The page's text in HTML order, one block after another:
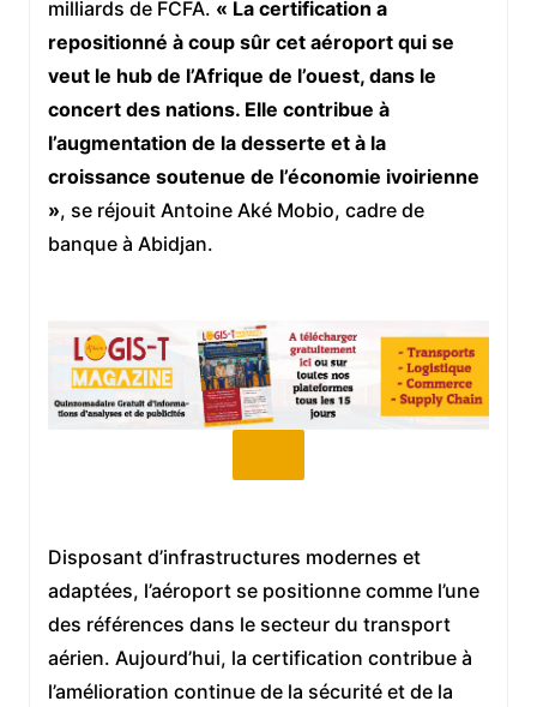
milliards de FCFA. « La certification a
repositionné à coup sûr cet aéroport qui se
veut le hub de l’Afrique de l’ouest, dans le
concert des nations. Elle contribue à
l’augmentation de la desserte et à la
croissance soutenue de l’économie ivoirienne
», se réjouit Antoine Aké Mobio, cadre de
banque à Abidjan.
Disposant d’infrastructures modernes et
adaptées, l’aéroport se positionne comme l’une
des références dans le secteur du transport
aérien. Aujourd’hui, la certification contribue à
l’amélioration continue de la sécurité et de la